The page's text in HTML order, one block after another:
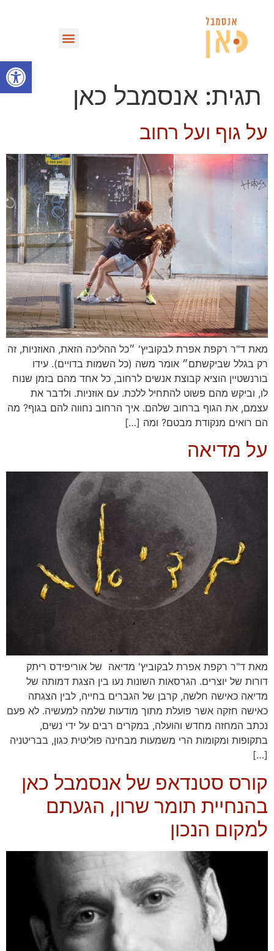
פתח
תגית: אנסמבל כאן
על גוף ועל רחוב
מאת ד"ר רקפת אפרת לבקוביץ' ״כל ההליכה הזאת, האוזניות, זה
רק בגלל שביקשתם״ אומר משה (כל השמות בדויים). עידו
בורנשטיין הוציא קבוצת אנשים לרחוב, כל אחד מהם בזמן שנוח
לו, וביקש מהם פשוט להתחיל ללכת. עם אוזניות. ולדבר את
עצמם, את הגוף ברחוב שלהם. איך הרחוב נחווה להם בגוף? מה
הם רואים מנקודת מבטם? ומה […]
על מדיאה
מאת ד"ר רקפת אפרת לבקוביץ' מדיאה של אוריפידס ריתק
דורות של יוצרים. הגרסאות השונות נעו בין הצגת דמותה של
מדיאה כאישה חלשה, קרבן של הגברים בחייה, לבין הצגתה
כאישה חזקה אשר פועלת מתוך מודעות שלמה למעשיה. לא פעם
נכתב המחזה מחדש והועלה, במקרים רבים על ידי נשים,
בתקופות ומקומות הרי משמעות מבחינה פוליטית כגון, בבריטניה
[…]
קורס סטנדאפ של אנסמבל כאן
בהנחיית תומר שרון, הגעתם
למקום הנכון